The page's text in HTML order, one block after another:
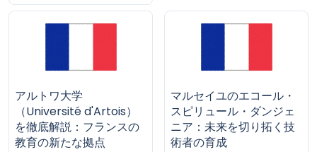
アルトワ大学
（Université d'Artois）
を徹底解説：フランスの
教育の新たな拠点
マルセイユのエコール・
スピリュール・ダンジェ
ニア：未来を切り拓く技
術者の育成